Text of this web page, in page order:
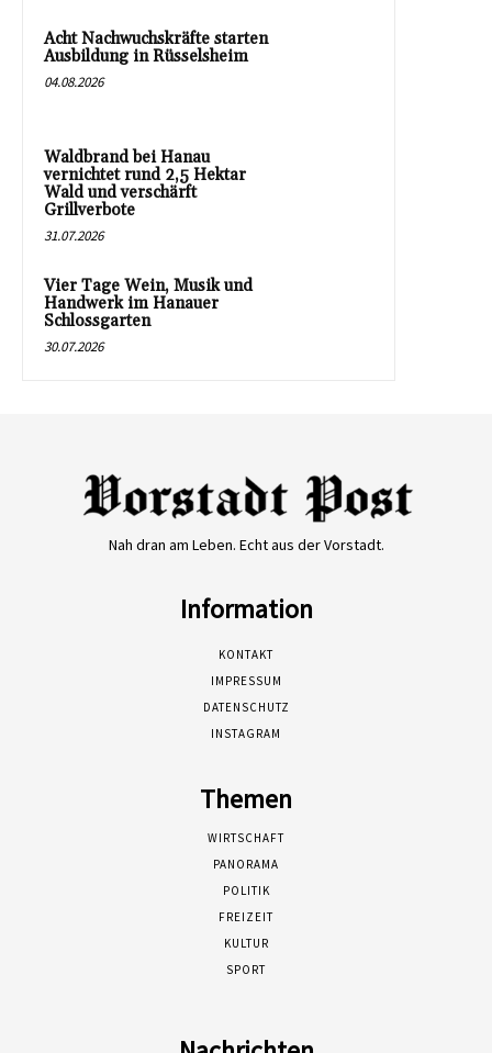
Acht Nachwuchskräfte starten
Ausbildung in Rüsselsheim
04.08.2026
Waldbrand bei Hanau
vernichtet rund 2,5 Hektar
Wald und verschärft
Grillverbote
31.07.2026
Vier Tage Wein, Musik und
Handwerk im Hanauer
Schlossgarten
30.07.2026
Nah dran am Leben. Echt aus der Vorstadt.
Information
KONTAKT
IMPRESSUM
DATENSCHUTZ
INSTAGRAM
Themen
WIRTSCHAFT
PANORAMA
POLITIK
FREIZEIT
KULTUR
SPORT